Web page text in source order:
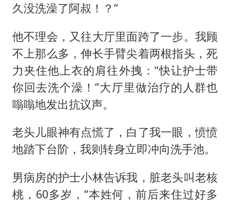
久没洗澡了阿叔！？”
他不理会，又往大厅里面跨了一步。我顾
不上那么多，伸长手臂尖着两根指头，死
力夹住他上衣的肩往外拽：“快让护士带
你回去洗个澡！”大厅里做治疗的人群也
嗡嗡地发出抗议声。
老头儿眼神有点慌了，白了我一眼，愤愤
地踏下台阶，我则转身立即冲向洗手池。
男病房的护士小林告诉我，脏老头叫老核
桃，60多岁，“本姓何，前后来住过好多